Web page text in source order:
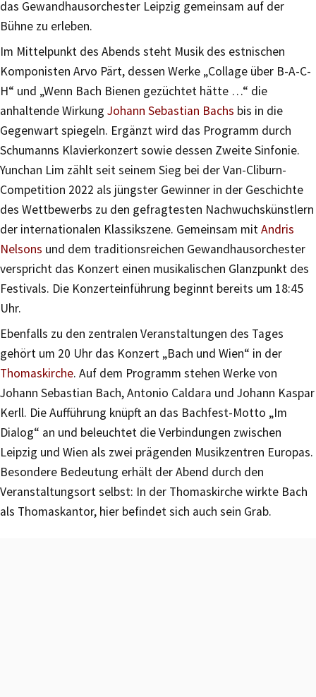
das Gewandhausorchester Leipzig gemeinsam auf der
Bühne zu erleben.
Im Mittelpunkt des Abends steht Musik des estnischen
Komponisten Arvo Pärt, dessen Werke „Collage über B-A-C-
H“ und „Wenn Bach Bienen gezüchtet hätte …“ die
anhaltende Wirkung Johann Sebastian Bachs bis in die
Gegenwart spiegeln. Ergänzt wird das Programm durch
Schumanns Klavierkonzert sowie dessen Zweite Sinfonie.
Yunchan Lim zählt seit seinem Sieg bei der Van-Cliburn-
Competition 2022 als jüngster Gewinner in der Geschichte
des Wettbewerbs zu den gefragtesten Nachwuchskünstlern
der internationalen Klassikszene. Gemeinsam mitAndris
Nelsons und dem traditionsreichen Gewandhausorchester
verspricht das Konzert einen musikalischen Glanzpunkt des
Festivals. Die Konzerteinführung beginnt bereits um 18:45
Uhr.
Ebenfalls zu den zentralen Veranstaltungen des Tages
gehört um 20 Uhr das Konzert „Bach und Wien“ in der
Thomaskirche. Auf dem Programm stehen Werke von
Johann Sebastian Bach, Antonio Caldara und Johann Kaspar
Kerll. Die Aufführung knüpft an das Bachfest-Motto „Im
Dialog“ an und beleuchtet die Verbindungen zwischen
Leipzig und Wien als zwei prägenden Musikzentren Europas.
Besondere Bedeutung erhält der Abend durch den
Veranstaltungsort selbst: In der Thomaskirche wirkte Bach
als Thomaskantor, hier befindet sich auch sein Grab.